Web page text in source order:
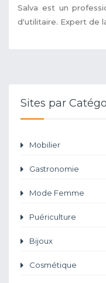
Salva est un
d'utilitaire. Expert de
Sites par
Mobilier
Gastronomie
Mode Femme
Puériculture
Bijoux
Cosmétique